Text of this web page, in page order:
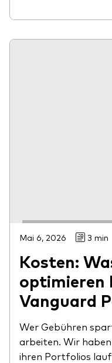
Mai 6, 2026 3 min
Kosten:
optimieren
Vanguard
Wer Gebühren
arbeiten. Wir
ihren Portfolios